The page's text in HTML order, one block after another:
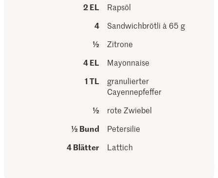
2 EL
Rapsöl
4
Sandwichbrötli à 65 g
½
Zitrone
4 EL
Mayonnaise
1 TL
granulierter
Cayennepfeffer
½
rote Zwiebel
½ Bund
Petersilie
4 Blätter
Lattich